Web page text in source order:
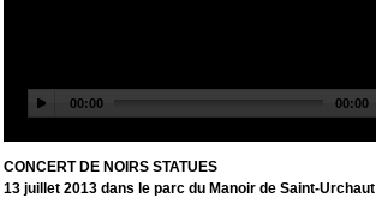
CONCERT DE NOIRS STATUES
13 juillet 2013 dans le parc du Manoir de Saint-Urchaut